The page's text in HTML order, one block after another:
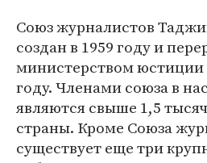
Союз журналистов
создан в 1959 году и
министерством юстиции
году. Членами союза в
являются свыше 1,5
страны. Кроме Союза
существует еще три